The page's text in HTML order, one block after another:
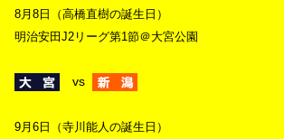
8月8日（高橋直樹の誕生日）
明治安田J2リーグ第1節＠大宮公園
vs
9月6日（寺川能人の誕生日）